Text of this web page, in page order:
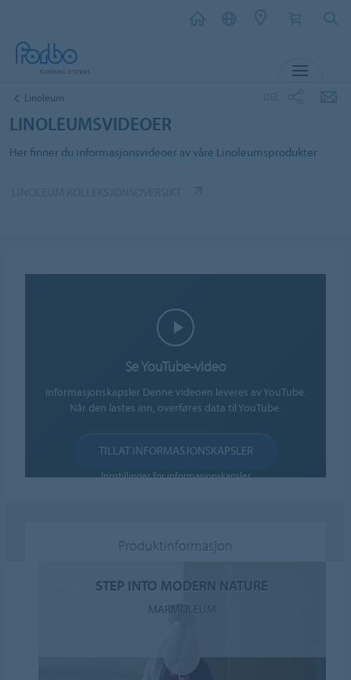
Linoleum
LINOLEUMSVIDEOER
Her finner du informasjonsvideoer av våre Linoleumsprodukter
Se YouTube-video
informasjonskapsler Denne videoen leveres av YouTube.
Når den lastes inn, overføres data til YouTube.
TILLAT INFORMASJONSKAPSLER
Innstillinger for informasjonskapsler
Produktinformasjon
STEP INTO MODERN NATURE
MARMOLEUM